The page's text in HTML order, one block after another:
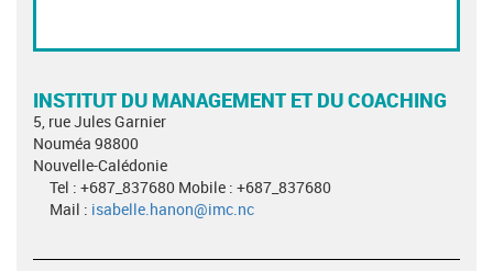
INSTITUT DU MANAGEMENT ET DU COACHING
5, rue Jules Garnier
Nouméa 98800
Nouvelle-Calédonie
Tel : +687_837680 Mobile : +687_837680
Mail : isabelle.hanon@imc.nc